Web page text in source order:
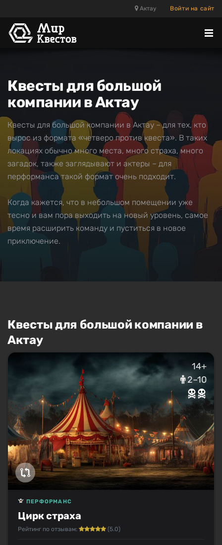
Актау Войти на сайт
Квесты для большой
компании в Актау
Квесты для большой компании в Актау – для тех, кто
вырос из формата «четверо против квеста». В таких
локациях обычно много места, много страха, много
загадок, также заглядывают и актеры – для
перформанса такой формат очень подходит.
Когда кажется, что в небольшом помещении уже
тесно и вам пора выходить на новый уровень, самое
время расширить команду и пуститься в новое
приключение.
Квесты для большой компании в
Актау
14+
2–10
Цирк страха
ПЕРФОРМАНС
Рейтинг по отзывам: (5.0)